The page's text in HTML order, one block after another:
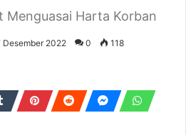
Menguasai Harta Korban
Desember 2022 0 118